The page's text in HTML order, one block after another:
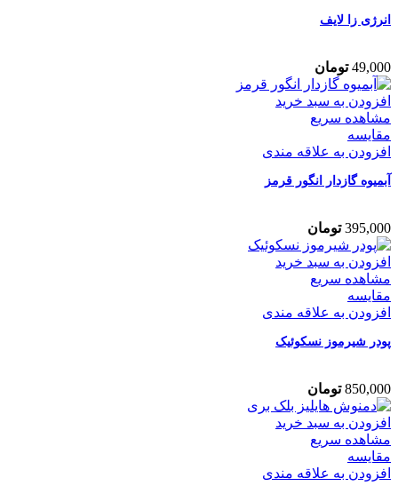
انرژی‌ زا لایف
49,000 تومان
افزودن به سبد خرید
مشاهده سریع
مقایسه
افزودن به علاقه مندی
آبمیوه گازدار انگور قرمز
395,000 تومان
افزودن به سبد خرید
مشاهده سریع
مقایسه
افزودن به علاقه مندی
پودر شیرموز نسکوئیک
850,000 تومان
افزودن به سبد خرید
مشاهده سریع
مقایسه
افزودن به علاقه مندی